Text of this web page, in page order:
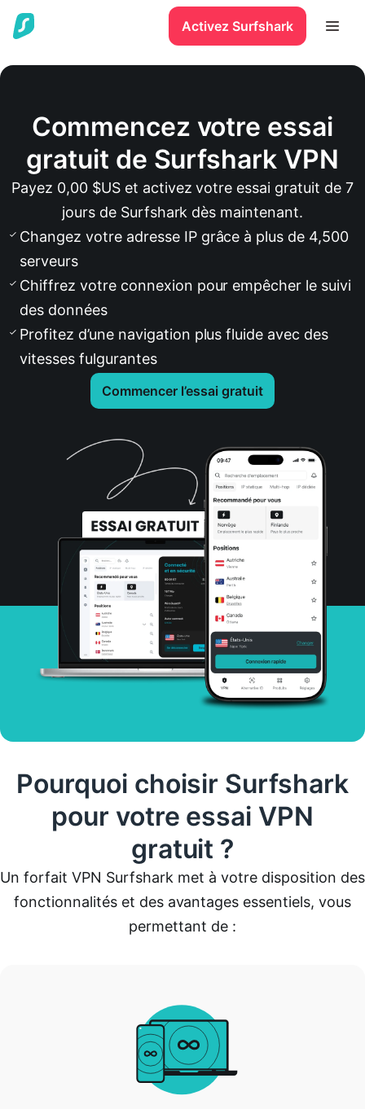
Activez Surfshark
Commencez votre essai
gratuit de Surfshark VPN
Payez 0,00 $US et activez votre essai gratuit de 7
jours de Surfshark dès maintenant.
Changez votre adresse IP grâce à plus de 4,500
serveurs
Chiffrez votre connexion pour empêcher le suivi
des données
Profitez d’une navigation plus fluide avec des
vitesses fulgurantes
Commencer l’essai gratuit
Pourquoi choisir Surfshark
pour votre essai VPN
gratuit ?
Un forfait VPN Surfshark met à votre disposition des
fonctionnalités et des avantages essentiels, vous
permettant de :